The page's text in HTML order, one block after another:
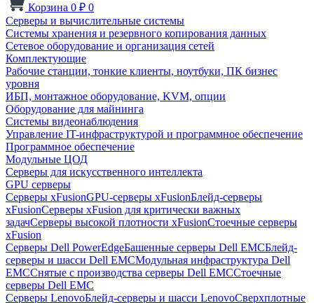
Корзина 0 ₽ 0
Серверы и вычислительные системы
Системы хранения и резервного копирования данных
Сетевое оборудование и организация сетей
Комплектующие
Рабочие станции, тонкие клиенты, ноутбуки, ПК бизнес
уровня
ИБП, монтажное оборудование, KVM, опции
Оборудование для майнинга
Системы видеонаблюдения
Управление IT-инфраструктурой и программное обеспечение
Программное обеспечение
Модульные ЦОД
Серверы для искусственного интеллекта
GPU серверы
Серверы xFusionGPU-серверы xFusionБлейд-серверы
xFusionСерверы xFusion для критически важных
задачСерверы высокой плотности xFusionСтоечные серверы
xFusion
Серверы Dell PowerEdgeБашенные серверы Dell EMCБлейд-
серверы и шасси Dell EMCМодульная инфраструктура Dell
EMCСнятые с производства серверы Dell EMCСтоечные
серверы Dell EMC
Серверы LenovoБлейд-серверы и шасси LenovoСверхплотные